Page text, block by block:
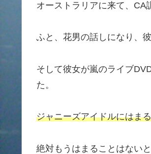
オーストラリアに来て、CA
ふと、花男の話しになり、
そして彼女が嵐のライブ
た。
ジャニーズアイドルにはま
絶対もうはまることはない